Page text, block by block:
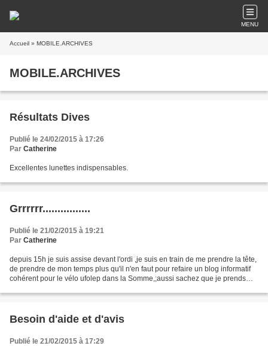
MENU
Accueil » MOBILE.ARCHIVES
MOBILE.ARCHIVES
Résultats Dives
Publié le 24/02/2015 à 17:26
Par Catherine
Excellentes lunettes indispensables.
Grrrrrr................
Publié le 21/02/2015 à 19:21
Par Catherine
depuis 15h je suis assise devant l'ordi ,je suis en train de me prendre la tête,
de prendre de mon temps plus qu'il n'en faut pour refaire un blog informatif
cohérent pour le vélo ufolep dans la Somme,;aussi sachez que je prends
Besoin d'aide et d'avis
Publié le 21/02/2015 à 17:29